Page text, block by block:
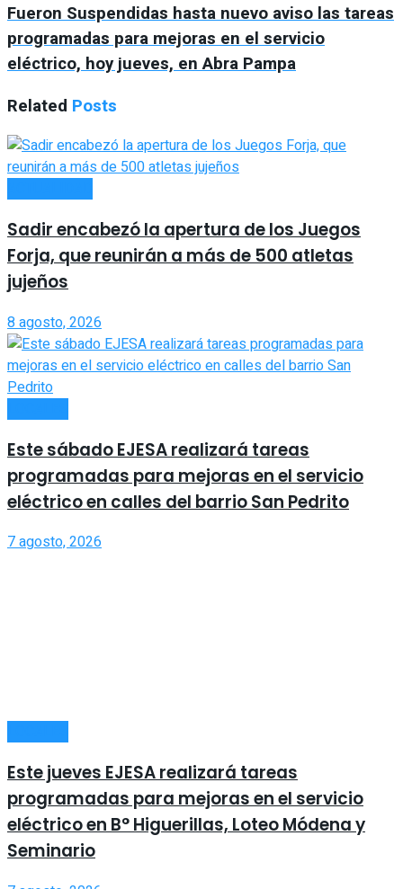
Fueron Suspendidas hasta nuevo aviso las tareas
programadas para mejoras en el servicio
eléctrico, hoy jueves, en Abra Pampa
Related Posts
Sadir encabezó la apertura de los Juegos
Forja, que reunirán a más de 500 atletas
jujeños
8 agosto, 2026
Este sábado EJESA realizará tareas
programadas para mejoras en el servicio
eléctrico en calles del barrio San Pedrito
7 agosto, 2026
Este jueves EJESA realizará tareas
programadas para mejoras en el servicio
eléctrico en B° Higuerillas, Loteo Módena y
Seminario